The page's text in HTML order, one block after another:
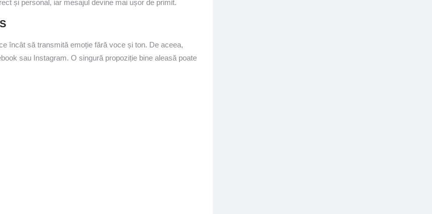
și personal, iar mesajul devine mai ușor de primit.
încât să transmită emoție fără voce și ton. De aceea,
sau Instagram. O singură propoziție bine aleasă poate